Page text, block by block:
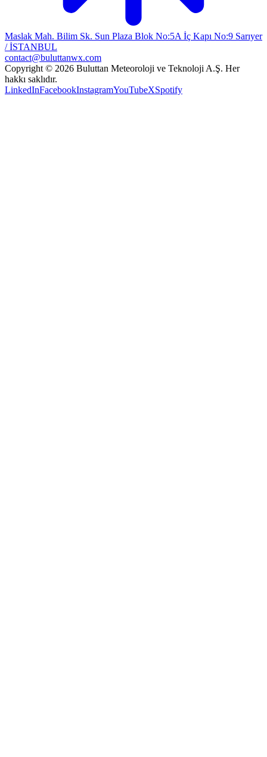
Maslak Mah. Bilim Sk. Sun Plaza Blok No:5A İç Kapı No:9 Sarıyer
/ İSTANBUL
contact@buluttanwx.com
Copyright © 2026 Buluttan Meteoroloji ve Teknoloji A.Ş. Her
hakkı saklıdır.
LinkedInFacebookInstagramYouTubeXSpotify